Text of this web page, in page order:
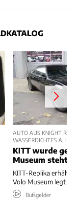
AUTO AUS KNIGHT
WASSERDICHTES ALIBI
KITT wurde
Museum steht
KITT-Replika erhält
Volo Museum legt
Bußgelder